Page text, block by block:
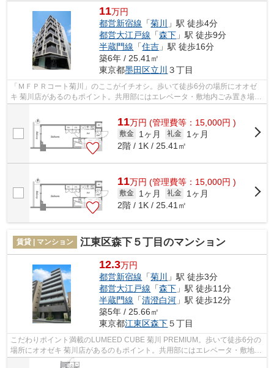
11万円
都営新宿線 「菊川
」駅 徒歩4分
都営大江戸線 「森下 」駅 徒歩9分
半蔵門線 「住吉 」駅 徒歩16分
築6年 / 25.41㎡
東京都墨田区立川 ３丁目
「ＭＦＰＲコート菊川」のここがイチオシ。歩いて徒歩6分の場所にオオゼ
キ 菊川店があるのもポイント。共用部にはエレベータ・敷地内ごみ置き場な
11万円 (管理費等：15,000円 )
敷金 1ヶ月 礼金
1ヶ月
2階 / 1K / 25.41㎡
11万円 (管理費等：15,000円 )
敷金 1ヶ月 礼金
1ヶ月
2階 / 1K / 25.41㎡
賃貸 | マンション 江東区森下５丁目のマンション
12.3万円
都営新宿線 「菊川
」駅 徒歩3分
都営大江戸線 「森下 」駅 徒歩11分
半蔵門線 「清澄白河 」駅 徒歩12分
築5年 / 25.66㎡
東京都江東区森下５丁目
こだわりポイント満載のLUMEED CUBE 菊川 PREMIUM。歩いて徒歩6分の
場所にオオゼキ 菊川店があるのもポイント。共用部にはエレベータ・敷地内
ごみ置き場などが揃っております。徒歩3分...